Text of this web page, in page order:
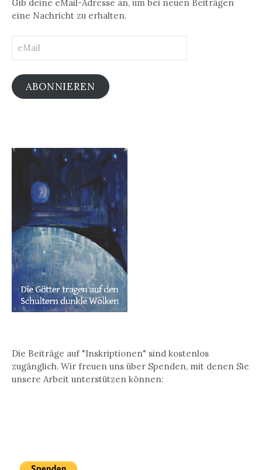
Gib deine eMail-Adresse an, um bei neuen Beiträgen
eine Nachricht zu erhalten.
ABONNIEREN
Die Beiträge auf "Inskriptionen" sind kostenlos
zugänglich. Wir freuen uns über Spenden, mit denen Sie
unsere Arbeit unterstützen können: